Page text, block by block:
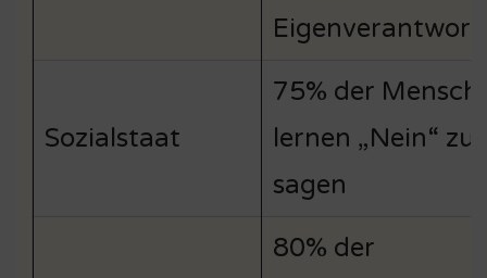
Sozialstaat
75% der
lernen „Nein“ zu
sagen
80% der